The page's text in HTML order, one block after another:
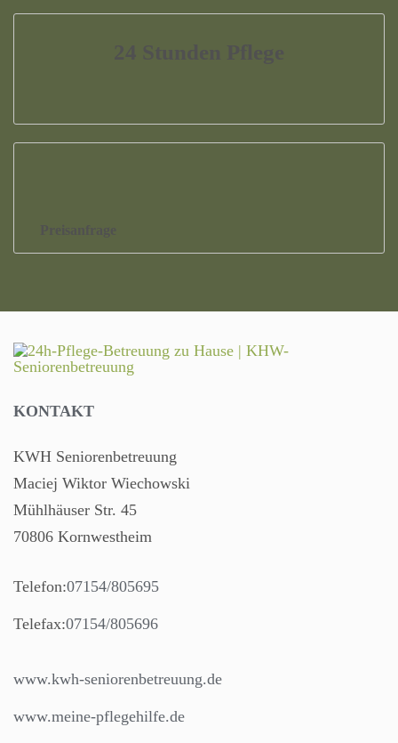
KONTAKT
KWH Seniorenbetreuung
Maciej Wiktor Wiechowski
Mühlhäuser Str. 45
70806 Kornwestheim
Telefon:07154/805695
Telefax:07154/805696
www.kwh-seniorenbetreuung.de
www.meine-pflegehilfe.de